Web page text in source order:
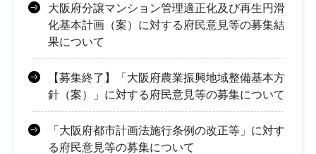
大阪府分譲マンション管理適正化及び再生円滑
化基本計画（案）に対する府民意見等の募集結
果について
【募集終了】「大阪府農業振興地域整備基本方
針（案）」に対する府民意見等の募集について
「大阪府都市計画法施行条例の改正等」に対す
る府民意見等の募集について